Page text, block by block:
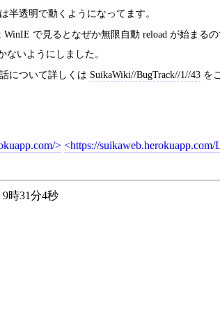
半透明で動くようになってます。
WinIE で見るとなぜか無限自動 reload が始まる
ないようにしました。
について詳しくは SuikaWiki//BugTrack//1//43 を
https://suikaweb.herokuapp.com/
時31分4秒